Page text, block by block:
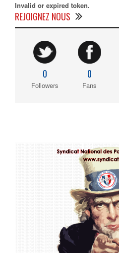
Invalid or expired token.
REJOIGNEZ NOUS
0
Followers
0
Fans